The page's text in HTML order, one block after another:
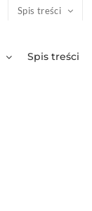
Spis treści
Spis treści